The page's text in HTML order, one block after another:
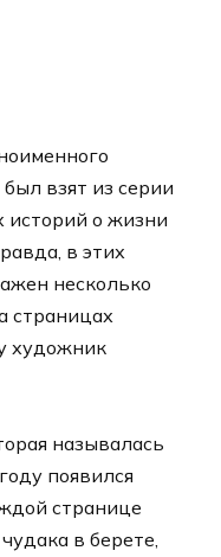
взят из серии
историй о жизни
в этих
несколько
страницах
художник
называлась
появился
странице
в берете,